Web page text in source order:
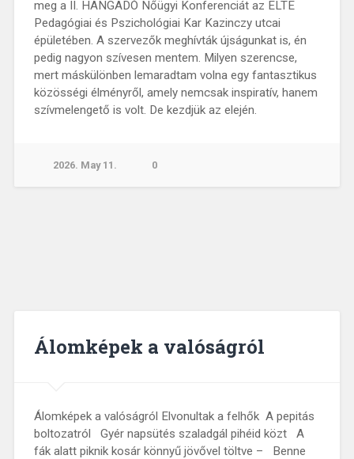
meg a II. HANGADÓ Nőügyi Konferenciát az ELTE
Pedagógiai és Pszichológiai Kar Kazinczy utcai
épületében. A szervezők meghívták újságunkat is, én
pedig nagyon szívesen mentem. Milyen szerencse,
mert máskülönben lemaradtam volna egy fantasztikus
közösségi élményről, amely nemcsak inspiratív, hanem
szívmelengető is volt. De kezdjük az elején.
2026. May 11. 0
Álomképek a valóságról
Álomképek a valóságról Elvonultak a felhők A pepitás
boltozatról Gyér napsütés szaladgál pihéid közt A
fák alatt piknik kosár könnyű jövővel töltve – Benne